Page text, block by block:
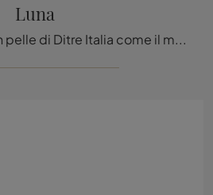
Luna
Con le poltroncine in pelle di Ditre Italia come il modello Luna potrai ultimare il tuo progetto d'arredo.